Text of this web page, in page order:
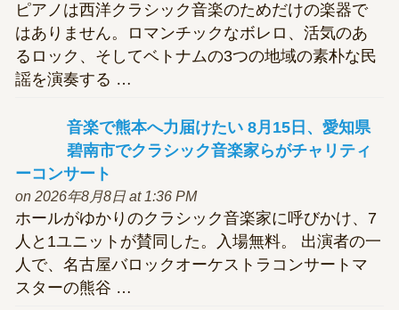
ピアノは西洋クラシック音楽のためだけの楽器で
はありません。ロマンチックなボレロ、活気のあ
るロック、そしてベトナムの3つの地域の素朴な民
謡を演奏する …
音楽で熊本へ力届けたい 8月15日、愛知県
碧南市でクラシック音楽家らがチャリティ
ーコンサート
on 2026年8月8日 at 1:36 PM
ホールがゆかりのクラシック音楽家に呼びかけ、7
人と1ユニットが賛同した。入場無料。 出演者の一
人で、名古屋バロックオーケストラコンサートマ
スターの熊谷 …